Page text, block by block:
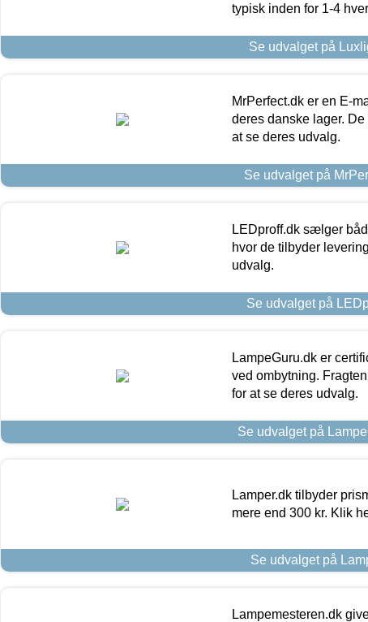
typisk inden for 1-4
Se udvalget på
MrPerfect.dk er en E-
deres danske lager.
at se deres udvalg.
Se udvalget på
LEDproff.dk sælger
hvor de tilbyder
udvalg.
Se udvalget på
LampeGuru.dk er
ved ombytning.
for at se deres udvalg.
Se udvalget på
Lamper.dk tilbyder
mere end 300 kr. Klik
Se udvalget på
Lampemesteren.dk